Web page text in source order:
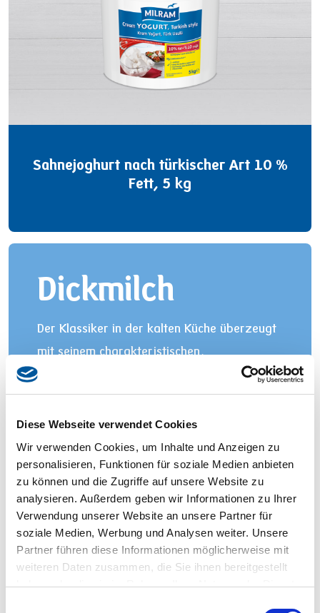
Diese Webseite verwendet Cookies
Wir verwenden Cookies, um Inhalte und Anzeigen zu
personalisieren, Funktionen für soziale Medien anbieten
zu können und die Zugriffe auf unsere Website zu
analysieren. Außerdem geben wir Informationen zu Ihrer
Verwendung unserer Website an unsere Partner für
soziale Medien, Werbung und Analysen weiter. Unsere
Partner führen diese Informationen möglicherweise mit
weiteren Daten zusammen, die Sie ihnen bereitgestellt
haben oder die sie im Rahmen Ihrer Nutzung der Dienste
Sahnejoghurt nach türkischer Art 10 %
Fett, 5 kg
Dickmilch
Der Klassiker in der kalten Küche überzeugt
mit seinem charakteristischen,
feinsäuerlichen Geschmack.